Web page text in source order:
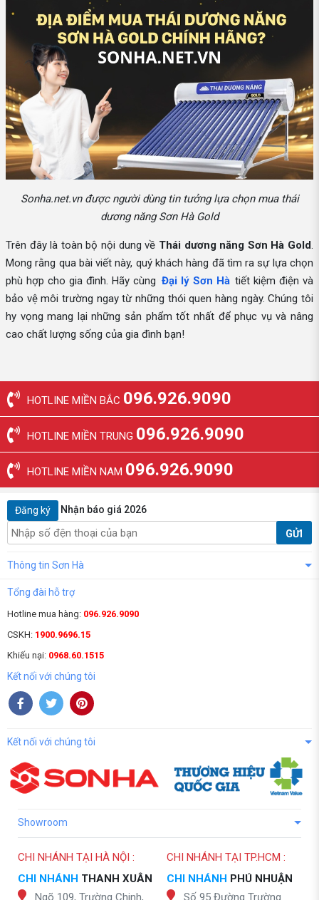
Sonha.net.vn được người dùng tin tưởng lựa chọn mua thái
dương năng Sơn Hà Gold
Trên đây là toàn bộ nội dung về Thái dương năng Sơn Hà Gold.
Mong rằng qua bài viết này, quý khách hàng đã tìm ra sự lựa chọn
phù hợp cho gia đình. Hãy cùng Đại lý Sơn Hà tiết kiệm điện và
bảo vệ môi trường ngay từ những thói quen hàng ngày. Chúng tôi
hy vọng mang lại những sản phẩm tốt nhất để phục vụ và nâng
cao chất lượng sống của gia đình bạn!
HOTLINE MIỀN BẮC 096.926.9090
HOTLINE MIỀN TRUNG 096.926.9090
HOTLINE MIỀN NAM 096.926.9090
Đăng ký Nhận báo giá 2026
GỬI
Thông tin Sơn Hà
Tổng đài hỗ trợ
Hotline mua hàng: 096.926.9090
CSKH: 1900.9696.15
Khiếu nại: 0968.60.1515
Kết nối với chúng tôi
Kết nối với chúng tôi
Showroom
CHI NHÁNH TẠI HÀ NỘI :
CHI NHÁNH THANH XUÂN
CHI NHÁNH TẠI TP.HCM :
CHI NHÁNH PHÚ NHUẬN